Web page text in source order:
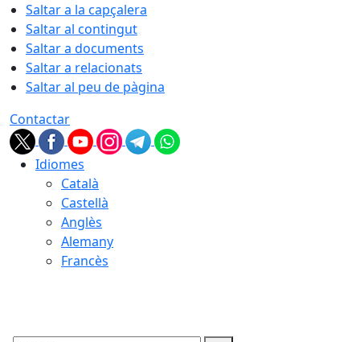
Saltar a la capçalera
Saltar al contingut
Saltar a documents
Saltar a relacionats
Saltar al peu de pàgina
Contactar
Idiomes
Català
Castellà
Anglès
Alemany
Francès